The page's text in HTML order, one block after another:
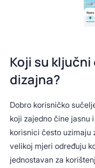
Koji su ključni
dizajna?
Dobro korisničko
koji zajedno čine jasnu
korisnici često uzimaju
velikoj mjeri određuju
jednostavan za